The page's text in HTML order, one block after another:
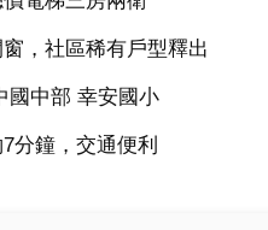
，社區稀有戶型釋出
國中部 幸安國小
分鐘，交通便利